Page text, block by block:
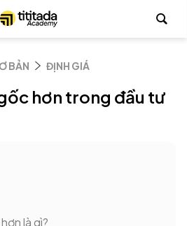
BẢN ĐỊNH GIÁ
hơn trong đầu tư
là gì?